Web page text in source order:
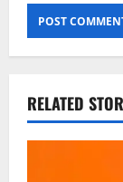
RELATED